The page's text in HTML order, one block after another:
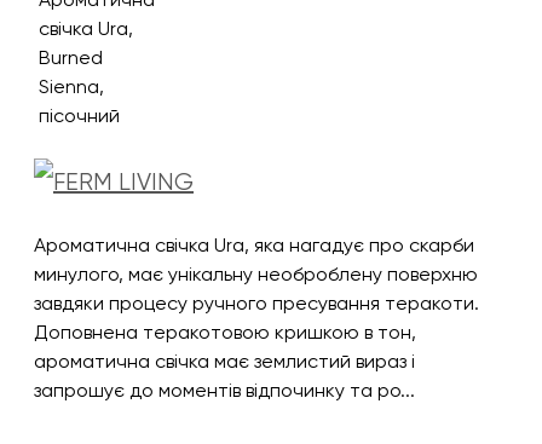
Ароматична свічка Ura, яка нагадує про скарби
минулого, має унікальну необроблену поверхню
завдяки процесу ручного пресування теракоти.
Доповнена теракотовою кришкою в тон,
ароматична свічка має землистий вираз і
запрошує до моментів відпочинку та ро...